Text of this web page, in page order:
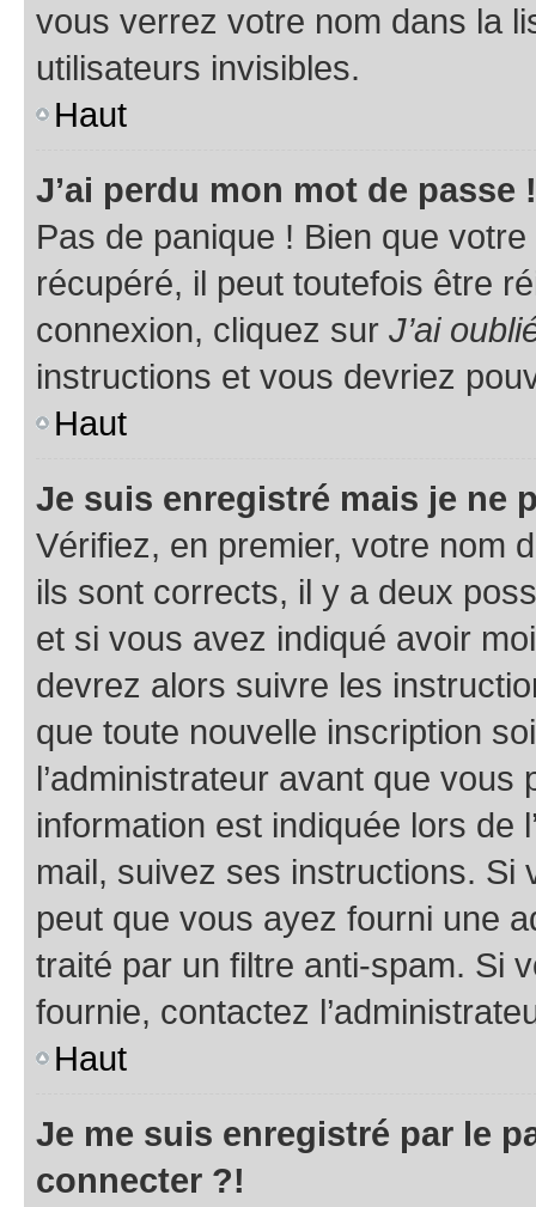
vous verrez votre nom dans la
utilisateurs invisibles.
Haut
J’ai perdu mon mot de passe !
Pas de panique ! Bien que
récupéré, il peut toutefois être
connexion, cliquez sur J’ai
instructions et vous devriez
Haut
Je suis enregistré mais je ne
Vérifiez, en premier, votre nom
ils sont corrects, il y a deux
et si vous avez indiqué avoir
devrez alors suivre les
que toute nouvelle inscription
l’administrateur avant que
information est indiquée lors de
mail, suivez ses instructions. Si
peut que vous ayez fourni une
traité par un filtre anti-spam. Si
fournie, contactez
Haut
Je me suis enregistré par le
connecter ?!